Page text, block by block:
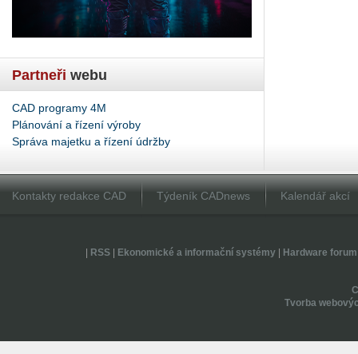
Partneři webu
CAD programy 4M
Plánování a řízení výroby
Správa majetku a řízení údržby
Kontakty redakce CAD Týdeník CADnews Kalendář akcí
RSS| Ekonomické a informační systémy| Hardware forum
Tvorba